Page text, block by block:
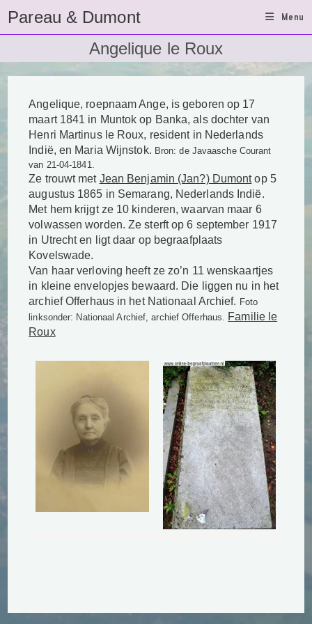
naar
inhoud
Pareau & Dumont Menu
Angelique le Roux
Angelique, roepnaam Ange, is geboren op 17
maart 1841 in Muntok op Banka, als dochter van
Henri Martinus le Roux, resident in Nederlands
Indië, en Maria Wijnstok. Bron: de Javaasche Courant
van 21-04-1841.
Ze trouwt met Jean Benjamin (Jan?) Dumontop 5
augustus 1865 in Semarang, Nederlands Indië.
Met hem krijgt ze 10 kinderen, waarvan maar 6
volwassen worden. Ze sterft op 6 september 1917
in Utrecht en ligt daar op begraafplaats
Kovelswade.
Van haar verloving heeft ze zo’n 11 wenskaartjes
in kleine envelopjes bewaard. Die liggen nu in het
archief Offerhaus in het Nationaal Archief. Foto
linksonder: Nationaal Archief, archief Offerhaus. Familie le
Roux